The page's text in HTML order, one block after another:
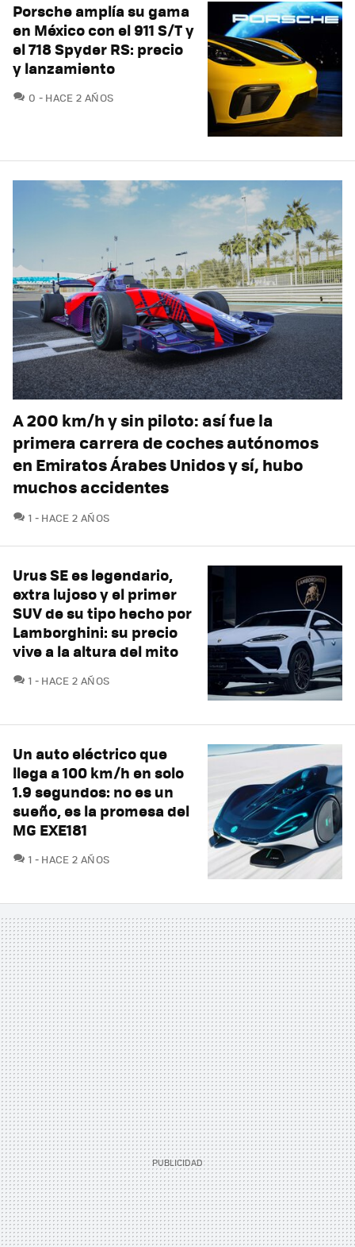
Porsche amplía su gama
en México con el 911 S/T y
el 718 Spyder RS: precio
y lanzamiento
0 COMENTARIOS
HACE 2 AÑOS
A 200 km/h y sin piloto: así fue la
primera carrera de coches autónomos
en Emiratos Árabes Unidos y sí, hubo
muchos accidentes
1 COMENTARIOS
HACE 2 AÑOS
Urus SE es legendario,
extra lujoso y el primer
SUV de su tipo hecho por
Lamborghini: su precio
vive a la altura del mito
1 COMENTARIOS
HACE 2 AÑOS
Un auto eléctrico que
llega a 100 km/h en solo
1.9 segundos: no es un
sueño, es la promesa del
MG EXE181
1 COMENTARIOS
HACE 2 AÑOS